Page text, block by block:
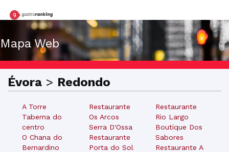
Mapa Web
Évora > Redondo
A Torre
Taberna do
centro
O Chana do
Bernardino
Restaurante
Os Arcos
Serra D'Ossa
Restaurante
Porta do Sol
Restaurante
Rio Largo
Boutique Dos
Sabores
Restaurante A